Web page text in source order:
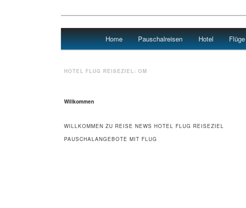
Urlaub
Main menu
Skip to primary content
Skip to secondary content
Home Pauschalreisen Hotel Flüge
HOTEL FLUG REISEZIEL: OM
Willkommen
WILLKOMMEN ZU REISE NEWS HOTEL FLUG REISEZIEL
PAUSCHALANGEBOTE MIT FLUG